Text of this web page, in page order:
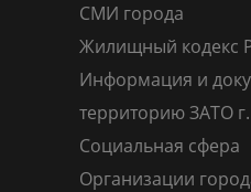
СМИ города
Жилищный кодекс
Информация и
территорию ЗАТО
Социальная сфера
Организации